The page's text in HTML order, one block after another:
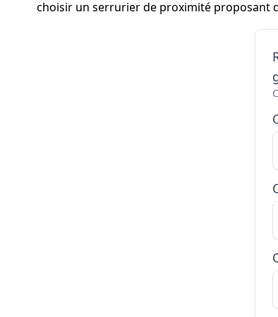
choisir un serrurier de proximité proposant